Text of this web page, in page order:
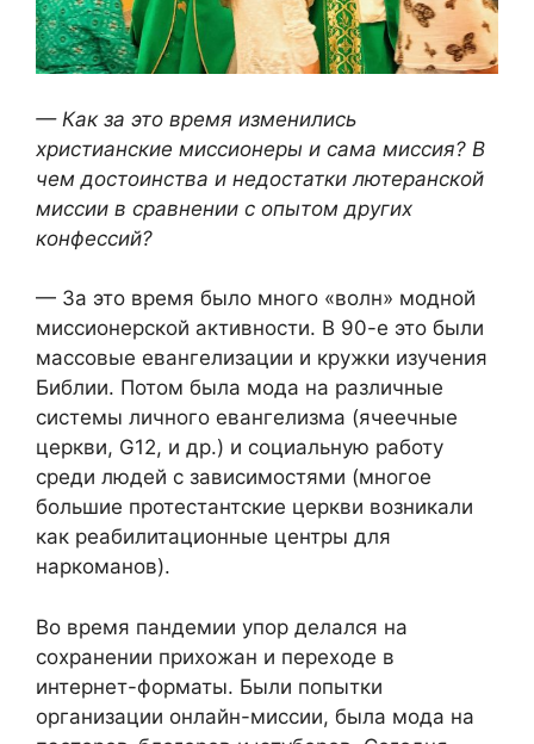
— Как за это время изменились
христианские миссионеры и сама миссия? В
чем достоинства и недостатки лютеранской
миссии в сравнении с опытом других
конфессий?
— За это время было много «волн» модной
миссионерской активности. В 90-е это были
массовые евангелизации и кружки изучения
Библии. Потом была мода на различные
системы личного евангелизма (ячеечные
церкви, G12, и др.) и социальную работу
среди людей с зависимостями (многое
большие протестантские церкви возникали
как реабилитационные центры для
наркоманов).
Во время пандемии упор делался на
сохранении прихожан и переходе в
интернет-форматы. Были попытки
организации онлайн-миссии, была мода на